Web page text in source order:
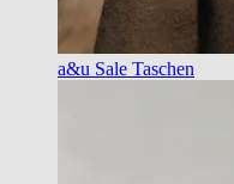
a&u Sale Taschen